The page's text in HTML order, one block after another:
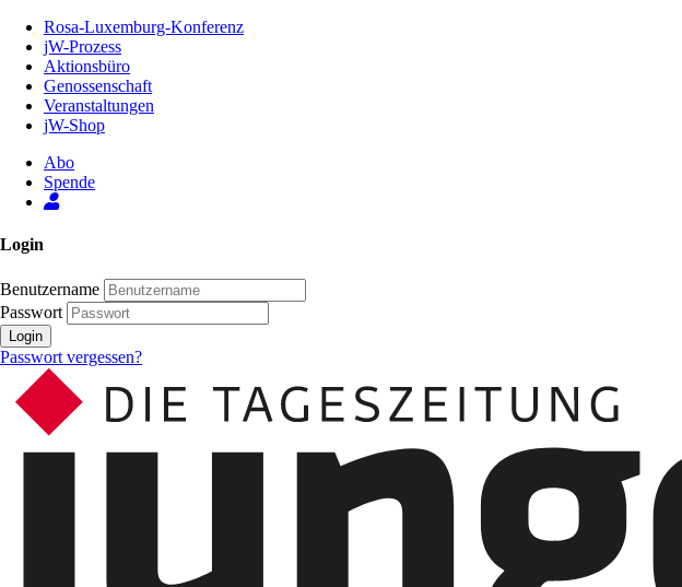
Inhalt
Seite
Rosa-Luxemburg-Konferenz
jW-Prozess
Aktionsbüro
Genossenschaft
Veranstaltungen
jW-Shop
Abo
Spende
Login
Benutzername
Passwort
Login
Passwort vergessen?